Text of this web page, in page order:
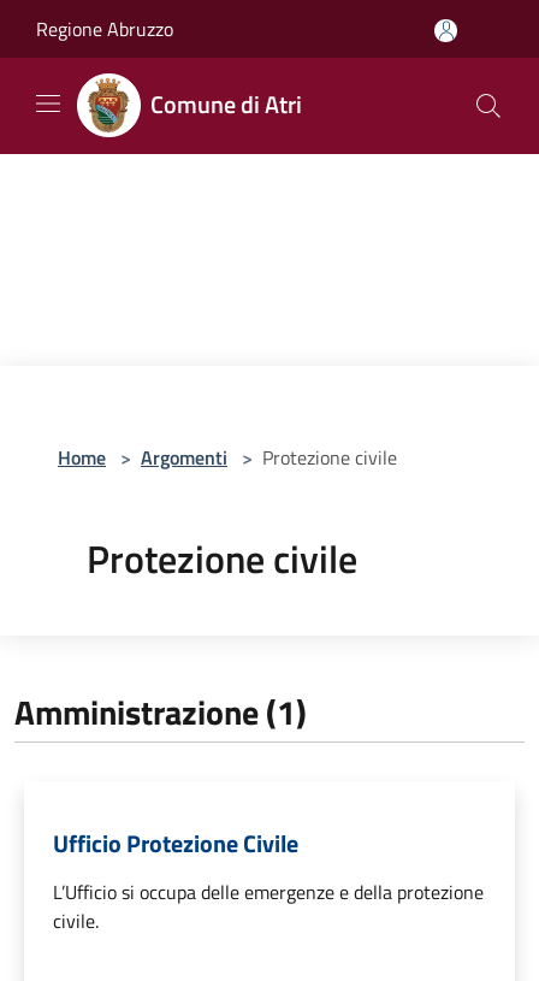
Regione Abruzzo
Comune di Atri
Home > Argomenti > Protezione civile
Protezione civile
Amministrazione (1)
Ufficio Protezione Civile
L’Ufficio si occupa delle emergenze e della protezione
civile.